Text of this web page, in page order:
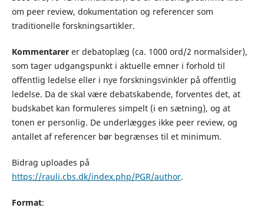
om peer review, dokumentation og referencer som
traditionelle forskningsartikler.
Kommentarerer debatoplæg (ca. 1000 ord/2 normalsider),
som tager udgangspunkt i aktuelle emner i forhold til
offentlig ledelse eller i nye forskningsvinkler på offentlig
ledelse. Da de skal være debatskabende, forventes det, at
budskabet kan formuleres simpelt (i en sætning), og at
tonen er personlig. De underlægges ikke peer review, og
antallet af referencer bør begrænses til et minimum.
Bidrag uploades på
https://rauli.cbs.dk/index.php/PGR/author.
Format: